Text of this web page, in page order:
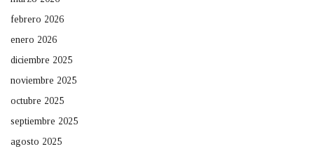
febrero 2026
enero 2026
diciembre 2025
noviembre 2025
octubre 2025
septiembre 2025
agosto 2025